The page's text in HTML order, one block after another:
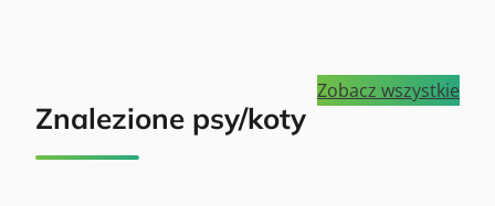
Znalezione psy/koty
Zobacz wszystkie